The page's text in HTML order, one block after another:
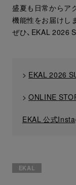
盛夏も日常からア
機能性をお届けし
ぜひ、EKAL 2026
> EKAL 2026
>ONLINE
EKAL 公式
EKAL